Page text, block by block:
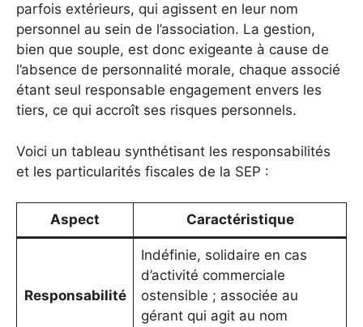
parfois extérieurs, qui agissent en leur nom
personnel au sein de l’association. La gestion,
bien que souple, est donc exigeante à cause de
l’absence de personnalité morale, chaque associé
étant seul responsable engagement envers les
tiers, ce qui accroît ses risques personnels.
Voici un tableau synthétisant les responsabilités
et les particularités fiscales de la SEP :
Aspect Caractéristique
Responsabilité
Indéfinie, solidaire en cas
d’activité commerciale
ostensible ; associée au
gérant qui agit au nom